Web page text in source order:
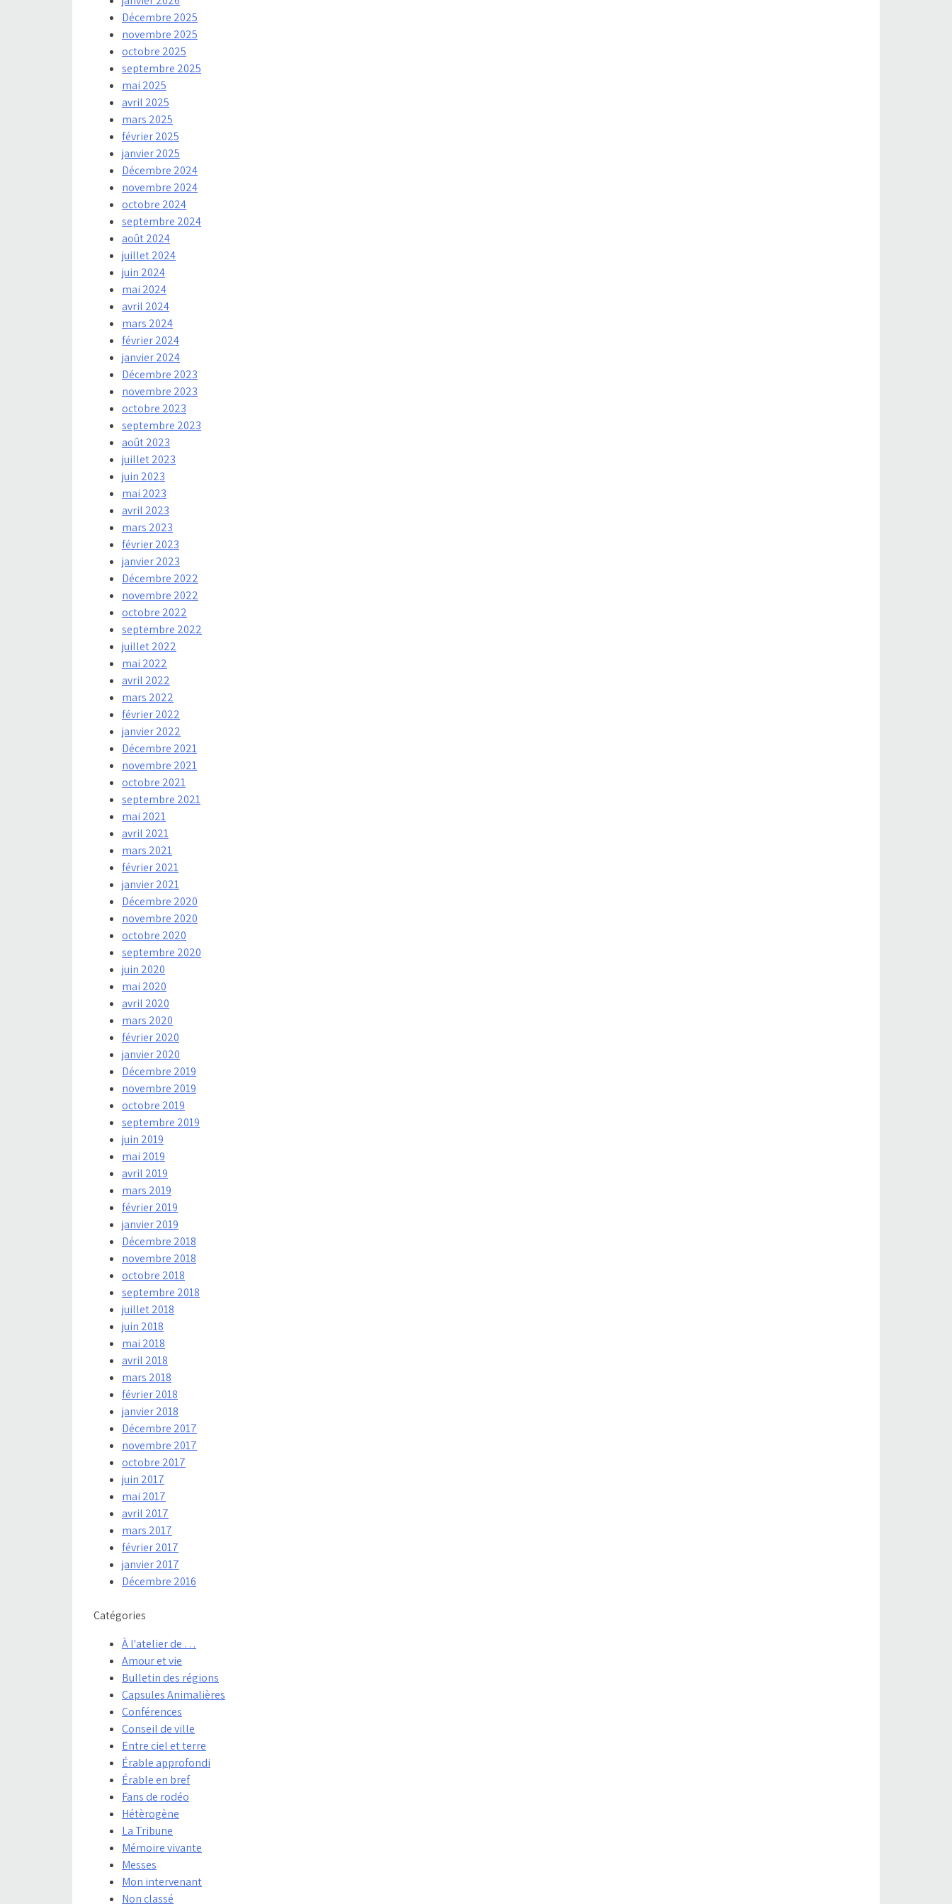
Décembre 2025
novembre 2025
octobre 2025
septembre 2025
mai 2025
avril 2025
mars 2025
février 2025
janvier 2025
Décembre 2024
novembre 2024
octobre 2024
septembre 2024
août 2024
juillet 2024
juin 2024
mai 2024
avril 2024
mars 2024
février 2024
janvier 2024
Décembre 2023
novembre 2023
octobre 2023
septembre 2023
août 2023
juillet 2023
juin 2023
mai 2023
avril 2023
mars 2023
février 2023
janvier 2023
Décembre 2022
novembre 2022
octobre 2022
septembre 2022
juillet 2022
mai 2022
avril 2022
mars 2022
février 2022
janvier 2022
Décembre 2021
novembre 2021
octobre 2021
septembre 2021
mai 2021
avril 2021
mars 2021
février 2021
janvier 2021
Décembre 2020
novembre 2020
octobre 2020
septembre 2020
juin 2020
mai 2020
avril 2020
mars 2020
février 2020
janvier 2020
Décembre 2019
novembre 2019
octobre 2019
septembre 2019
juin 2019
mai 2019
avril 2019
mars 2019
février 2019
janvier 2019
Décembre 2018
novembre 2018
octobre 2018
septembre 2018
juillet 2018
juin 2018
mai 2018
avril 2018
mars 2018
février 2018
janvier 2018
Décembre 2017
novembre 2017
octobre 2017
juin 2017
mai 2017
avril 2017
mars 2017
février 2017
janvier 2017
Décembre 2016
Catégories
À l'atelier de …
Amour et vie
Bulletin des régions
Capsules Animalières
Conférences
Conseil de ville
Entre ciel et terre
Érable approfondi
Érable en bref
Fans de rodéo
Hétèrogène
La Tribune
Mémoire vivante
Messes
Mon intervenant
Non classé